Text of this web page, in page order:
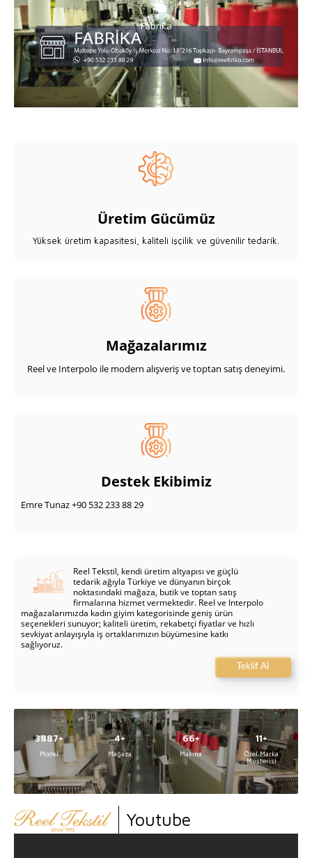
Fabrika
Fabrika
Üretim Gücümüz
Yüksek üretim kapasitesi, kaliteli işçilik ve güvenilir tedarik.
Mağazalarımız
Reel ve Interpolo ile modern alışveriş ve toptan satış deneyimi.
Destek Ekibimiz
Emre Tunaz +90 532 233 88 29
Reel Tekstil, kendi üretim altyapısı ve güçlü
tedarik ağıyla Türkiye ve dünyanın birçok
noktasındaki mağaza, butik ve toptan satış
firmalarına hizmet vermektedir. Reel ve Interpolo
mağazalarımızda kadın giyim kategorisinde geniş ürün
seçenekleri sunuyor; kaliteli üretim, rekabetçi fiyatlar ve hızlı
sevkiyat anlayışıyla iş ortaklarımızın büyümesine katkı
sağlıyoruz.
Teklif Al
5000
Model
5
Mağaza
84
Makina
14
Özel Marka
Müşterisi
Youtube